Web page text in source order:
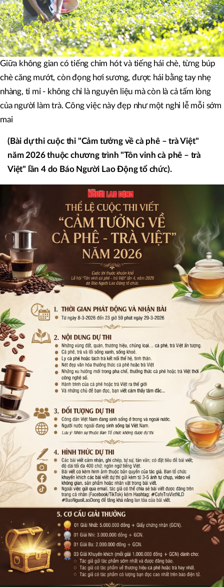
Giữa không gian có tiếng chim hót và tiếng hái chè, từng búp
chè căng mướt, còn đọng hơi sương, được hái bằng tay nhẹ
nhàng, tỉ mỉ - không chỉ là nguyên liệu mà còn là cả tấm lòng
của người làm trà. Công việc này đẹp như một nghi lễ mỗi sớm
mai
(Bài dự thi cuộc thi "Cảm tưởng về cà phê – trà Việt"
năm 2026 thuộc chương trình "Tôn vinh cà phê – trà
Việt" lần 4 do Báo Người Lao Động tổ chức).